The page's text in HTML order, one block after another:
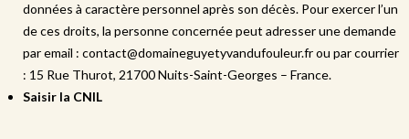
données à caractère personnel après son décès. Pour exercer l’un
de ces droits, la personne concernée peut adresser une demande
par email : contact@domaineguyetyvandufouleur.fr ou par courrier
: 15 Rue Thurot, 21700 Nuits-Saint-Georges – France.
Saisir la CNIL